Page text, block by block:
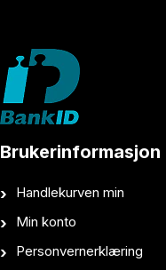
Brukerinformasjon
Handlekurven min
Min konto
Personvernerklæring